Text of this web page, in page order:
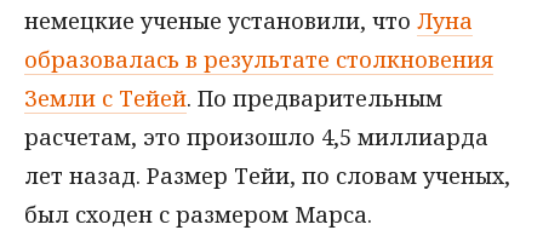
немецкие ученые установили, что Луна
образовалась в результате столкновения
Земли с Тейей. По предварительным
расчетам, это произошло 4,5 миллиарда
лет назад. Размер Тейи, по словам ученых,
был сходен с размером Марса.